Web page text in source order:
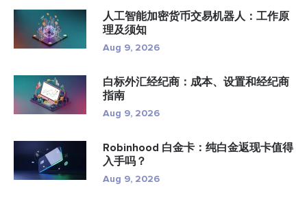
人工智能加密货币交易机器人：工作原
理及须知
Aug 9, 2026
白标外汇经纪商：成本、设置和经纪商
指南
Aug 9, 2026
Robinhood 白金卡：纯白金返现卡值得
入手吗？
Aug 9, 2026